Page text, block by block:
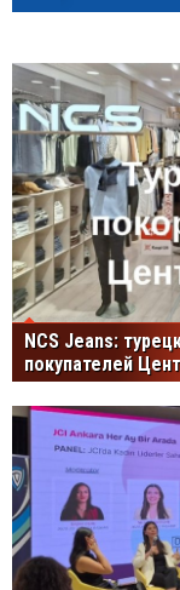
NCS Jeans:
покупателей